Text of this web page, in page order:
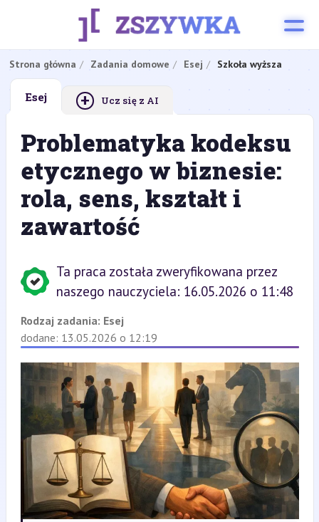
Strona główna Zadania domowe Esej Szkoła wyższa
Esej + Ucz się z AI
Problematyka kodeksu
etycznego w biznesie:
rola, sens, kształt i
zawartość
Ta praca została zweryfikowana przez
naszego nauczyciela: 16.05.2026 o 11:48
Rodzaj zadania: Esej
dodane: 13.05.2026 o 12:19